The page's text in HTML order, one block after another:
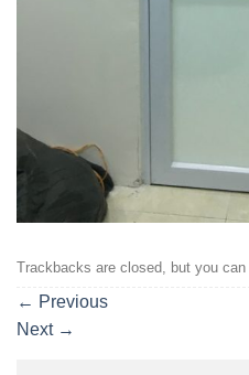
Trackbacks are closed, but you can
← Previous
Next →